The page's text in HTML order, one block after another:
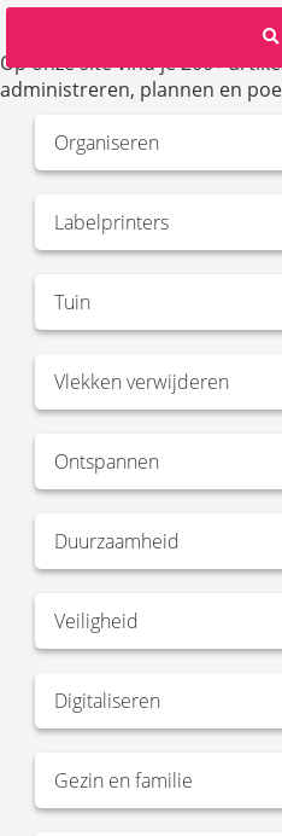
Op onze site vind je 200+
administreren, plannen en
Organiseren
Labelprinters
Tuin
Vlekken verwijderen
Ontspannen
Duurzaamheid
Veiligheid
Digitaliseren
Gezin en familie